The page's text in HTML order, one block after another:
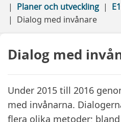
Planer och utveckling
Dialog med invånare
Dialog med
Under 2015 till 2016
med invånarna.
flera olika metoder;